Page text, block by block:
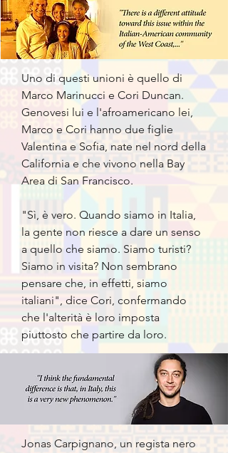
Uno di questi unioni è quello di
Marco Marinucci e Cori Duncan.
Genovesi lui e l'afroamericano lei,
Marco e Cori hanno due figlie
Valentina e Sofia, nate nel nord della
California e che vivono nella Bay
Area di San Francisco.
"Sì, è vero. Quando siamo in Italia,
la gente non riesce a dare un senso
a quello che siamo. Siamo turisti?
Siamo in visita? Non sembrano
pensare che, in effetti, siamo
italiani", dice Cori, confermando
che l'alterità è loro imposta
piuttosto che partire da loro.
Jonas Carpignano, un regista nero